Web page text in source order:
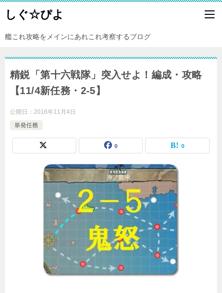
しぐ☆ぴよ
艦これ攻略をメインにあれこれ考察するブログ
精鋭「第十六戦隊」突入せよ！編成・攻略
【11/4新任務・2-5】
公開日： 2016年11月4日
単発任務
0 0